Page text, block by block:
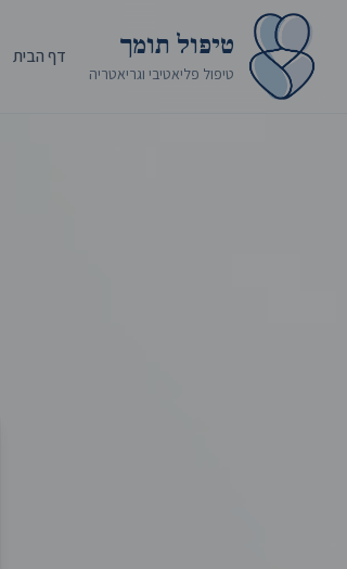
טיפול תומך
טיפול פליאטיבי וגריאטריה
דף הבית